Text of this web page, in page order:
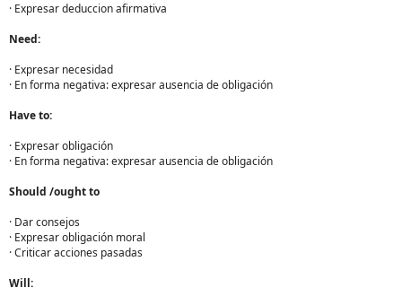
· Expresar deduccion afirmativa
Need:
· Expresar necesidad
· En forma negativa: expresar ausencia de obligación
Have to:
· Expresar obligación
· En forma negativa: expresar ausencia de obligación
Should /ought to
· Dar consejos
· Expresar obligación moral
· Criticar acciones pasadas
Will: